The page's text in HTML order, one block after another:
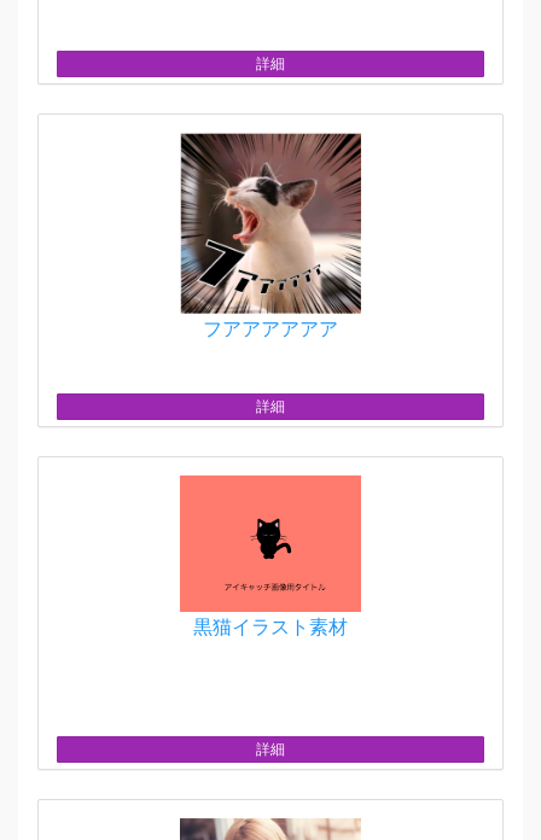
詳細
フアアアアアア
詳細
黒猫イラスト素材
詳細